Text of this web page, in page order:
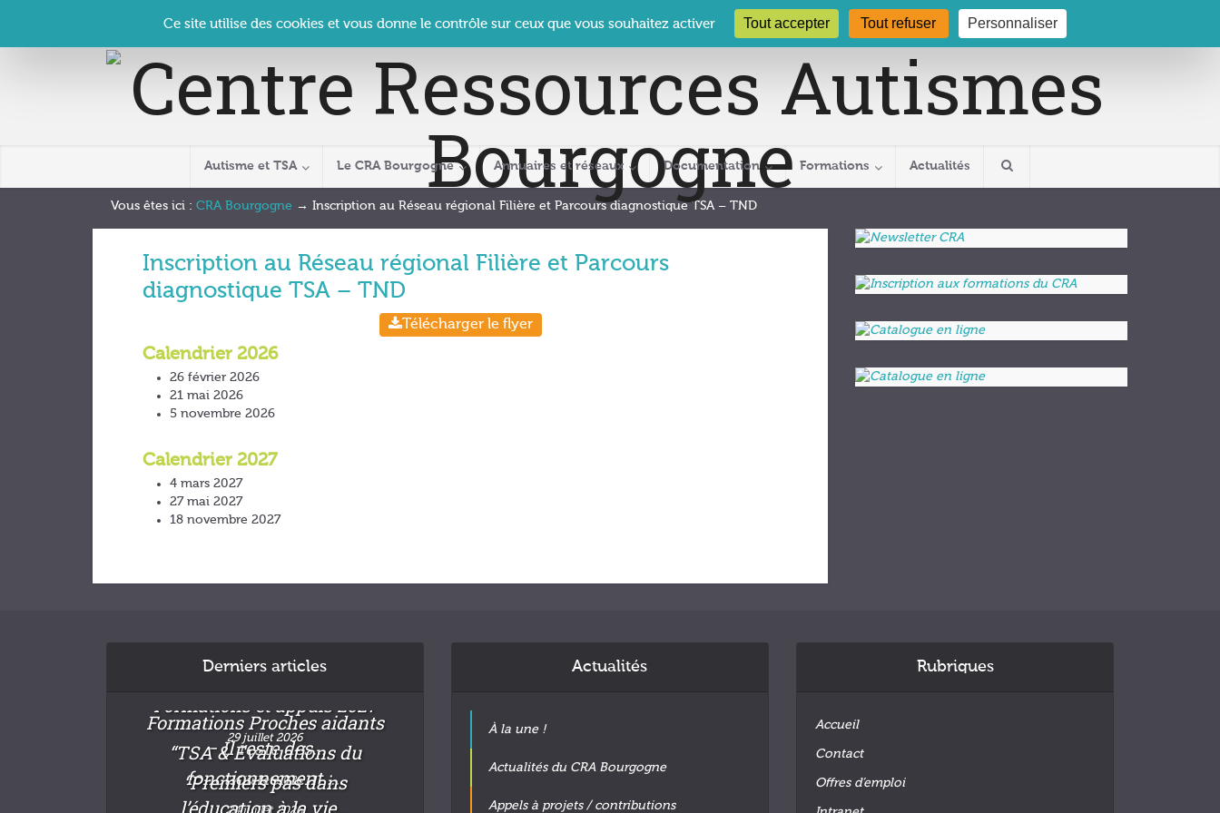
Contact Se connecter | CRA Bourgogne – Le Clos des Présidents – 19-21 rue Coty – 21 000 DIJON cra@crabourgogne.org 03 80 29 54 19
Autisme et TSA Le CRA Bourgogne Annuaires et réseaux Documentation Formations Actualités
Vous êtes ici : CRA Bourgogne → Inscription au Réseau régional Filière et Parcours diagnostique TSA – TND
Inscription au Réseau régional Filière et Parcours
diagnostique TSA – TND
Télécharger le flyer
Calendrier 2026
26 février 2026
21 mai 2026
5 novembre 2026
Calendrier 2027
4 mars 2027
27 mai 2027
18 novembre 2027
Derniers articles
Formations et appuis 2027
29 juillet 2026
Formations Proches aidants
– Il reste des...
24 juillet 2026
“TSA & Evaluations du
fonctionnement :...
“Premiers pas dans
l’éducation à la vie...
Actualités
À la une !
Actualités du CRA Bourgogne
Appels à projets / contributions
Rubriques
Accueil
Contact
Offres d’emploi
Ce site utilise des cookies et vous donne le contrôle sur ceux que vous souhaitez activer Tout accepter Tout refuser Personnaliser